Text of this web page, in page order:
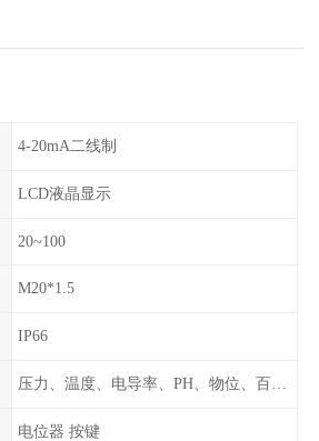
4-20mA二线制
LCD液晶显示
20~100
M20*1.5
IP66
压力、温度、电导率、PH、物位、百分比率
电位器 按键